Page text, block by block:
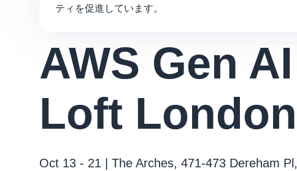
ティを促進しています。
AWS Gen AI
Loft London
Oct 13 - 21 | The Arches, 471-473 Dereham Pl,